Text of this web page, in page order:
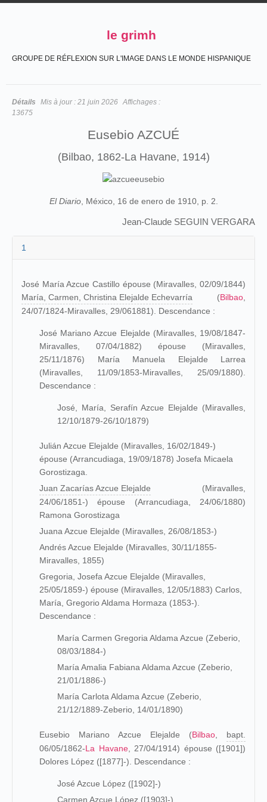
le grimh
GROUPE DE RÉFLEXION SUR L'IMAGE DANS LE MONDE HISPANIQUE
Détails Mis à jour : 21 juin 2026 Affichages :
13675
Eusebio AZCUÉ
(Bilbao, 1862-La Havane, 1914)
El Diario, México, 16 de enero de 1910, p. 2.
Jean-Claude SEGUIN VERGARA
1
José María Azcue Castillo épouse (Miravalles, 02/09/1844)
María, Carmen, Christina Elejalde Echevarría (Bilbao
24/07/1824-Miravalles , 29/061881). Descendance :
José Mariano Azcue Elejalde (Miravalles, 19/08/1847-
Miravalles, 07/04/1882) épouse (Miravalles
25/11/1876) María Manuela Elejalde Larrea
(Miravalles, 11/09/1853-Miravalles, 25/09/1880).
Descendance :
José, María, Serafín Azcue Elejalde (Miravalles
12/10/1879-26/10/1879)
Julián Azcue Elejalde (Miravalles, 16/02/1849-)
épouse (Arrancudiaga, 19/09/1878) Josefa Micaela
Gorostizaga.
Juan Zacarías Azcue Elejalde (Miravalles,
24/06/1851-) épouse (Arrancudiaga, 24/06/1880)
Ramona Gorostizaga
Juana Azcue Elejalde (Miravalles, 26/08/1853-)
Andrés Azcue Elejalde (Miravalles, 30/11/1855-
Miravalles, 1855)
Gregoria, Josefa Azcue Elejalde (Miravalles,
25/05/1859-) épouse (Miravalles , 12/05/1883) Carlos,
María, Gregorio Aldama Hormaza (1853-).
Descendance :
María Carmen Gregoria Aldama Azcue (Zeberio,
08/03/1884-)
María Amalia Fabiana Aldama Azcue (Zeberio,
21/01/1886-)
María Carlota Aldama Azcue (Zeberio,
21/12/1889-Zeberio, 14/01/1890)
Eusebio Mariano Azcue Elejalde (Bilbao
bapt.
06/05/1862-La Havane, 27/04/1914) épouse ([1901])
Dolores López ([1877]-). Descendance :
José Azcue López ([1902]-)
Carmen Azcue López ([1903]-)